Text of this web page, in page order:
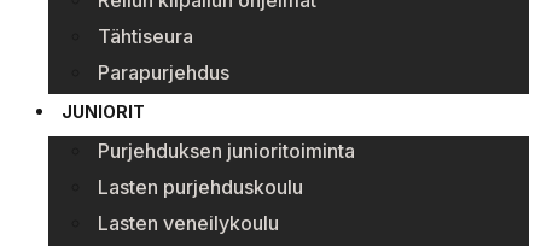
Tähtiseura
Parapurjehdus
JUNIORIT
Purjehduksen junioritoiminta
Lasten purjehduskoulu
Lasten veneilykoulu